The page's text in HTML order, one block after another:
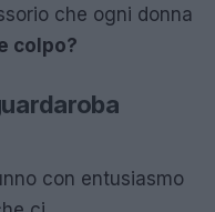
che ogni donna
colpo?
con entusiasmo